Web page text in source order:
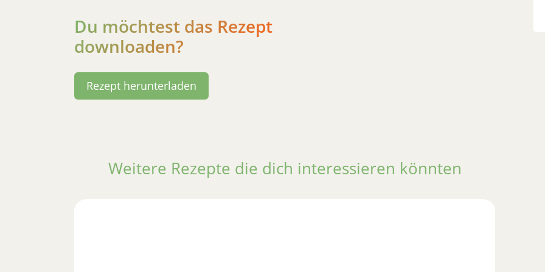
Du möchtest das Rezept
downloaden?
Rezept herunterladen
Weitere Rezepte die dich interessieren könnten